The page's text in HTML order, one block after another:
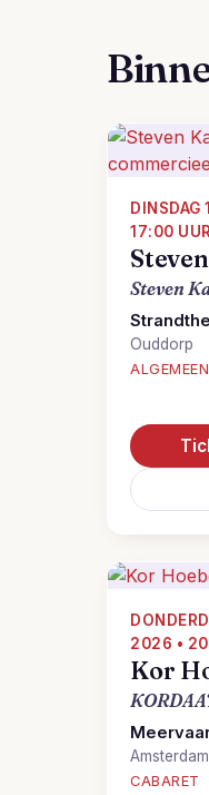
DINSDAG
17:00 UUR
Steven
Ouddorp
ALGEMEEN
2026 •
Kor
Amsterdam
CABARET